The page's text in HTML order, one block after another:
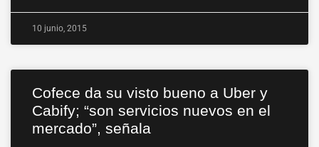
10 junio, 2015
Cofece da su visto bueno a Uber y
Cabify; “son servicios nuevos en el
mercado”, señala